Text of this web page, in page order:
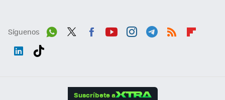
Síguenos
Suscríbete a